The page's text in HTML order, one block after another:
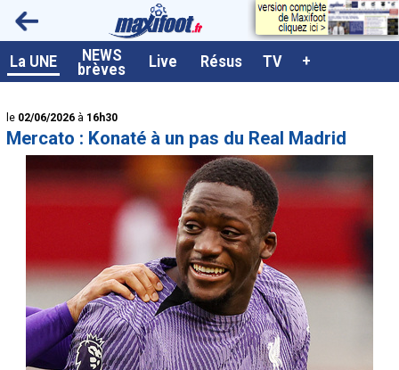
La UNE NEWS
brèves Live Résus TV +
<
le 02/06/2026 à 16h30
Mercato : Konaté à un pas du Real Madrid
A la UNE
Live / Matchs en direct
Résultats et Classements
Class. buteurs européens
Programme TV foot
Sondages
Tableau transferts L1
Taille de la police